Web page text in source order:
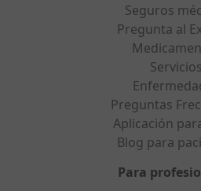
Seguros
Pregunta al
Servicios
Preguntas
Aplicación
Blog para
Para